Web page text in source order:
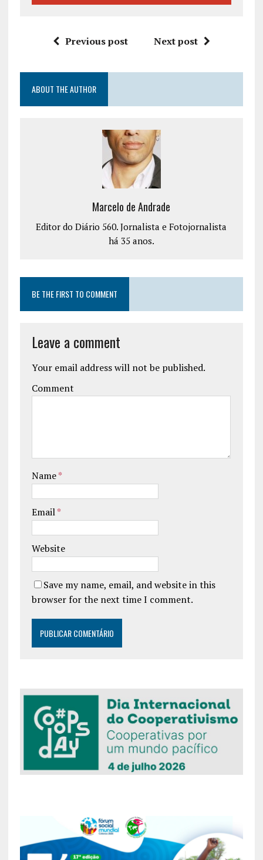
Previous post Next post
ABOUT THE AUTHOR
Marcelo de Andrade
Editor do Diário 560. Jornalista e Fotojornalista
há 35 anos.
BE THE FIRST TO COMMENT
Leave a comment
Your email address will not be published.
Comment
Name*
Email*
Website
Save my name, email, and website in this
browser for the next time I comment.